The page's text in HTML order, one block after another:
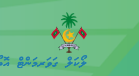
ލޯކަލް ގަވަރމަންޓް